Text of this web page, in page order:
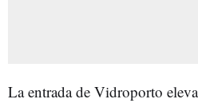
La entrada de Vidroporto